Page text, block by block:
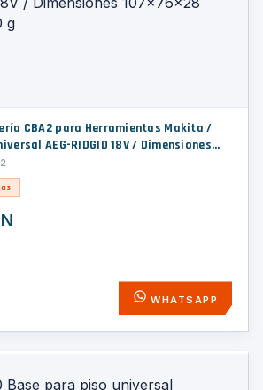
CBA2 para Herramientas Makita /
AEG-RIDGID 18V / Dimensiones
150 g
WHATSAPP